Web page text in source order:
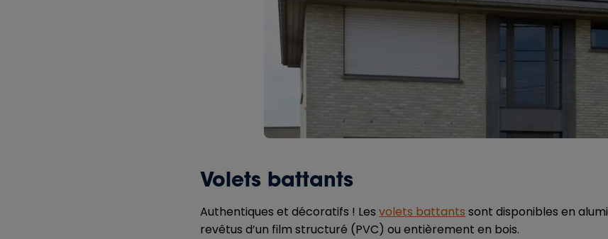
Volets battants
Authentiques et décoratifs ! Lesvolets battants sont disponibles en
revêtus d’un film structuré (PVC) ou entièrement en bois.